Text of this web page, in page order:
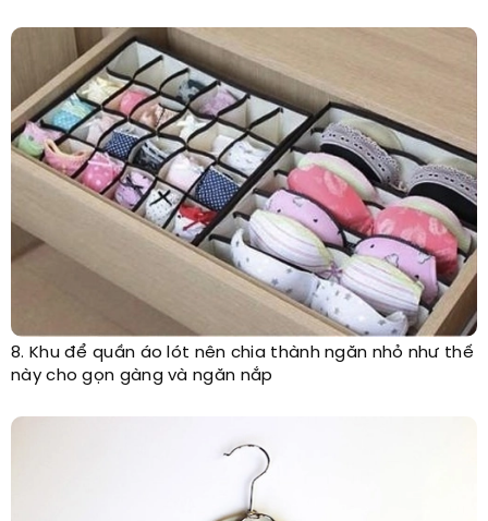
8. Khu để quần áo lót nên chia thành ngăn nhỏ như thế
này cho gọn gàng và ngăn nắp